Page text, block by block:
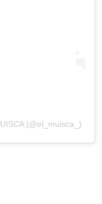
(@el_muisca_)